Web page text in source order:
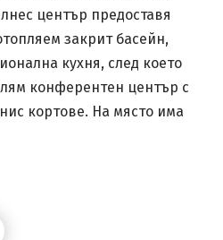
център предоставя
закрит басейн,
кухня, след което
конферентен център с
кортове. На място има